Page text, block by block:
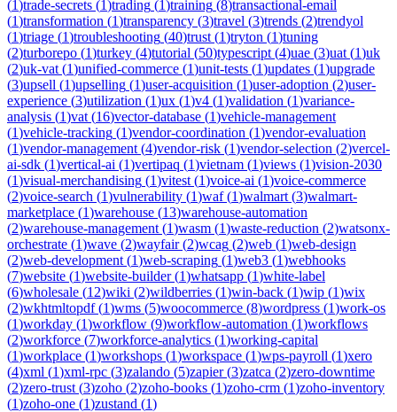
(1)trade-secrets (1)trading (1)training (8)transactional-email
(1)transformation (1)transparency (3)travel (3)trends (2)trendyol
(1)triage (1)troubleshooting (40)trust (1)tryton (1)tuning
(2)turborepo (1)turkey (4)tutorial (50)typescript (4)uae (3)uat (1)uk
(2)uk-vat (1)unified-commerce (1)unit-tests (1)updates (1)upgrade
(3)upsell (1)upselling (1)user-acquisition (1)user-adoption (2)user-
experience (3)utilization (1)ux (1)v4 (1)validation (1)variance-
analysis (1)vat (16)vector-database (1)vehicle-management
(1)vehicle-tracking (1)vendor-coordination (1)vendor-evaluation
(1)vendor-management (4)vendor-risk (1)vendor-selection (2)vercel-
ai-sdk (1)vertical-ai (1)vertipaq (1)vietnam (1)views (1)vision-2030
(1)visual-merchandising (1)vitest (1)voice-ai (1)voice-commerce
(2)voice-search (1)vulnerability (1)waf(1)walmart (3)walmart-
marketplace (1)warehouse (13)warehouse-automation
(2)warehouse-management (1)wasm (1)waste-reduction (2)watsonx-
orchestrate (1)wave (2)wayfair(2)wcag (2)web (1)web-design
(2)web-development (1)web-scraping (1)web3 (1)webhooks
(7)website (1)website-builder(1)whatsapp (1)white-label
(6)wholesale (12)wiki (2)wildberries (1)win-back (1)wip (1)wix
(2)wkhtmltopdf(1)wms (5)woocommerce (8)wordpress (1)work-os
(1)workday (1)workflow (9)workflow-automation (1)workflows
(2)workforce (7)workforce-analytics (1)working-capital
(1)workplace (1)workshops (1)workspace (1)wps-payroll (1)xero
(4)xml (1)xml-rpc (3)zalando (5)zapier(3)zatca (2)zero-downtime
(2)zero-trust (3)zoho (2)zoho-books (1)zoho-crm (1)zoho-inventory
(1)zoho-one (1)zustand (1)